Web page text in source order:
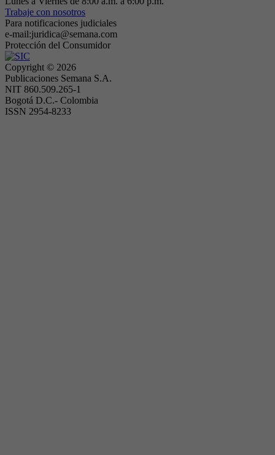
Trabaje con nosotros
Para notificaciones judiciales
e-mail:juridica@semana.com
Protección del Consumidor
Copyright © 2026
Publicaciones Semana S.A.
NIT 860.509.265-1
Bogotá D.C.- Colombia
ISSN 2954-8233